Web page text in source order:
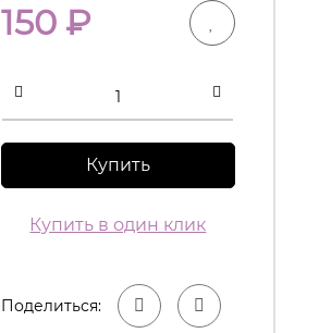
150₽
Купить
Купить в один клик
Поделиться: